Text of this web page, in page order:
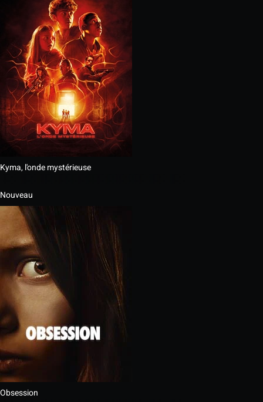
Kyma, l'onde mystérieuse
Nouveau
Obsession